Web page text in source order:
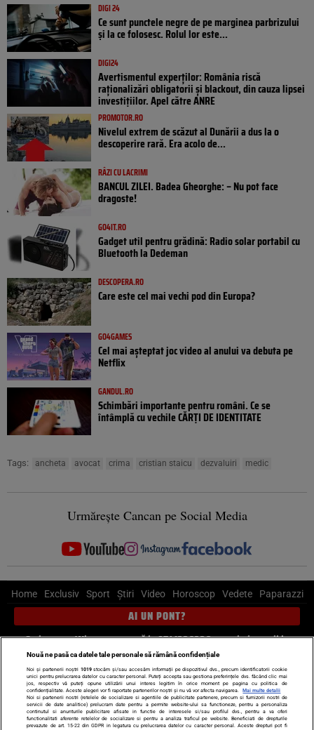
DIGI 24
Ce sunt punctele negre de pe marginea parbrizului
și la ce folosesc. Rolul lor este...
DIGI24
Avertismentul experților: România riscă
raționalizări obligatorii și blackout, din cauza lipsei
investițiilor. Apel către ANRE
PROMOTOR.RO
Nivelul extrem de scăzut al Dunării a dus la o
descoperire rară. Era acolo de...
RÂZI CU LACRIMI
BANCUL ZILEI. Badea Gheorghe: – Nu pot face
dragoste!
GO4IT.RO
Gadget util pentru grădină: Radio solar portabil cu
Bluetooth la Dedeman
DESCOPERA.RO
Care este cel mai vechi pod din Europa?
GO4GAMES
Cel mai așteptat joc video al anului va debuta pe
Netflix
GANDUL.RO
Schimbări importante pentru români. Ce se
întâmplă cu vechile CĂRȚI DE IDENTITATE
Tags: ancheta avocat crima cristian staicu dezvaluiri medic
Urmărește Cancan pe Social Media
Home Exclusiv Sport Știri Video Horoscop Vedete Paparazzi
AI UN PONT?
Scrie-ne pe Whatsapp, sună la 0741226226 sau trimite mail la
pont@cancan.ro
Știri interne Știri externe
Politică
Ultimele stiri
Diete Insula Iubirii Dictionar de vise
LIFE STYLE
Horoscop
Nouă ne pasă ca datele tale personale să rămână confidențiale
Noi și partenerii noștri 1019stocăm și/sau accesăm informații pe dispozitivul dvs., precum identificatorii cookie
unici pentru prelucrarea datelor cu caracter personal. Puteți accepta sau gestiona preferințele dvs. făcând clic mai
jos, respectiv vă puteți opune utilizării unui interes legitim în orice moment pe pagina cu politica de
confidențialitate. Aceste alegeri vor fi raportate partenerilor noștri și nu vă vor afecta navigarea.
Mai multe detalii
Noi si partenerii nostri (retelele de socializare si agentiile de publicitate partenere, precum si furnizorii nostri de
servicii de date analitice) prelucram date pentru a permite website-ului sa functioneze, pentru a personaliza
continutul si anunturile publicitare afisate in functie de interesele si/sau profilul dvs., pentru a va oferi
functionalitati aferente retelelor de socializare si pentru a analiza traficul pe website. Beneficiati de drepturile
prevazute de art. 15-22 din GDPR in legatura cu prelucrarea datelor cu caracter personal. Aceste drepturi pot fi